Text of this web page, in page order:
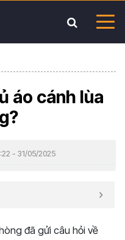
áo cánh lùa
- 31/05/2025
đã gửi câu hỏi về